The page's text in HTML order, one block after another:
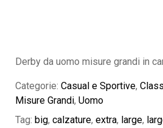
Derby da uomo misure grandi in
Categorie:Casual e Sportive,
Misure Grandi,Uomo
Tag:big,calzature,extra, large,